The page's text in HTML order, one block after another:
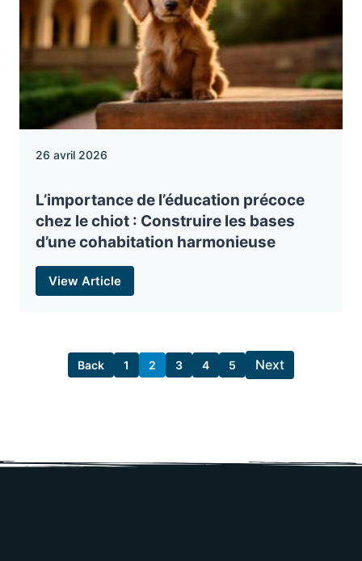
26 avril 2026
L’importance de l’éducation précoce
chez le chiot : Construire les bases
d’une cohabitation harmonieuse
View Article
Back 1 2 3 4 5 Next